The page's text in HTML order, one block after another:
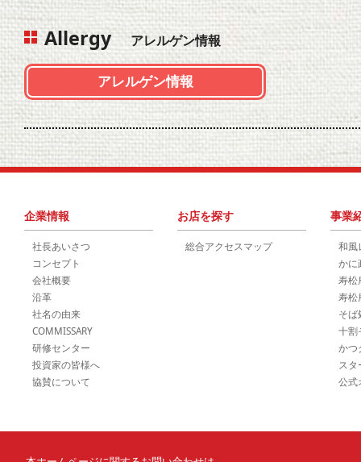
Allergy アレルゲン情報
アレルゲン情報
企業情報
社長あいさつ
コンセプト
会社概要
沿革
社名の由来
COMMISSARY
研修センター
投資家の皆様へ
協賛について
お店を探す
総合アクセスマップ
事業
和風
かに
寿松
寿松
そば
十割
かつ
ス
公式